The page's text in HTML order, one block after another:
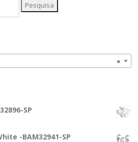
Pesquisa
×
SP
-BAM32941-SP